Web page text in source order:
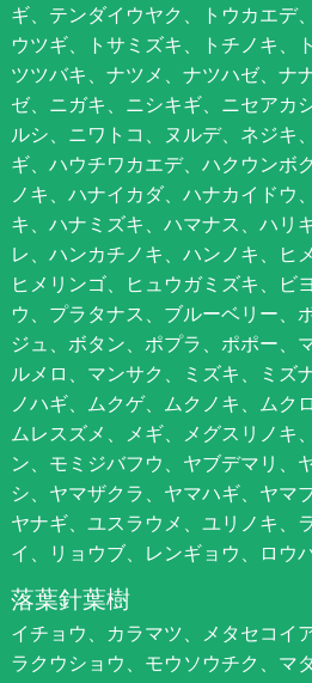
ギ、テンダイウヤク、トウカエデ
ウツギ、トサミズキ、トチノキ、
ツツバキ、ナツメ、ナツハゼ、ナ
ゼ、ニガキ、ニシキギ、ニセアカ
ルシ、ニワトコ、ヌルデ、ネジキ
ギ、ハウチワカエデ、ハクウンボ
ノキ、ハナイカダ、ハナカイドウ
キ、ハナミズキ、ハマナス、ハリ
レ、ハンカチノキ、ハンノキ、ヒ
ヒメリンゴ、ヒュウガミズキ、ビ
ウ、プラタナス、ブルーベリー、
ジュ、ボタン、ポプラ、ポポー、
ルメロ、マンサク、ミズキ、ミズ
ノハギ、ムクゲ、ムクノキ、ムク
ムレスズメ、メギ、メグスリノキ
ン、モミジバフウ、ヤブデマリ、
シ、ヤマザクラ、ヤマハギ、ヤマ
ヤナギ、ユスラウメ、ユリノキ、
イ、リョウブ、レンギョウ、ロウ
落葉針葉樹
イチョウ、カラマツ、メタセコイ
ラクウショウ、モウソウチク、マ